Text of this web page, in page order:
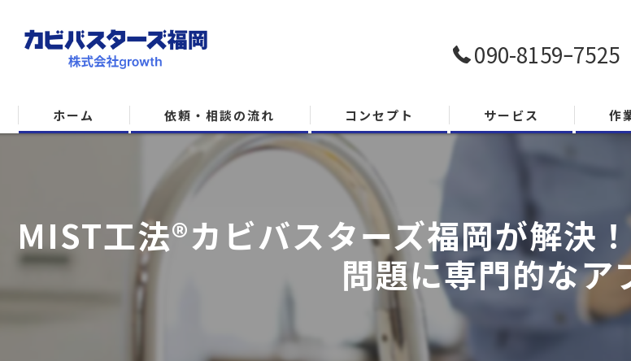
090-8159ｰ7525
ホーム 依頼・相談の流れ コンセプト サービス 作
MIST工法®カビバスターズ福岡が解決
問題に専門的なア